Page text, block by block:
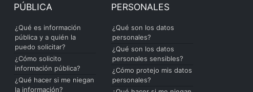
PÚBLICA
¿Qué es información
pública y a quién la
puedo solicitar?
¿Cómo solicito
información pública?
¿Qué hacer si me niegan
la información?
PERSONALES
¿Qué son los datos
personales?
¿Qué son los datos
personales sensibles?
¿Cómo protejo mis datos
personales?